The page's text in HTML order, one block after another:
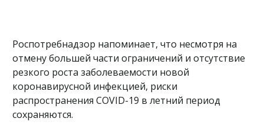
Роспотребнадзор напоминает, что несмотря на
отмену большей части ограничений и отсутствие
резкого роста заболеваемости новой
коронавирусной инфекцией, риски
распространения COVID-19 в летний период
сохраняются.